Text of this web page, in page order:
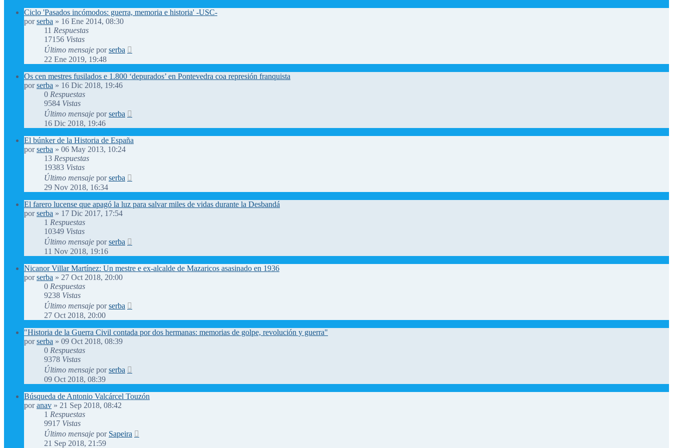
Ciclo 'Pasados incómodos: guerra, memoria e historia' -USC-
porserba » 16 Ene 2014, 08:30
11 Respuestas
17156 Vistas
Último mensaje porserba
22 Ene 2019, 19:48
Os cen mestres fusilados e 1.800 ‘depurados’ en Pontevedra coa represión franquista
porserba » 16 Dic 2018, 19:46
0 Respuestas
9584 Vistas
Último mensaje porserba
16 Dic 2018, 19:46
El búnker de la Historia de España
porserba » 06 May 2013, 10:24
13 Respuestas
19383 Vistas
Último mensaje porserba
29 Nov 2018, 16:34
El farero lucense que apagó la luz para salvar miles de vidas durante la Desbandá
porserba » 17 Dic 2017, 17:54
1 Respuestas
10349 Vistas
Último mensaje porserba
11 Nov 2018, 19:16
Nicanor Villar Martínez: Un mestre e ex-alcalde de Mazaricos asasinado en 1936
porserba » 27 Oct 2018, 20:00
0 Respuestas
9238 Vistas
Último mensaje porserba
27 Oct 2018, 20:00
"Historia de la Guerra Civil contada por dos hermanas: memorias de golpe, revolución y guerra"
porserba » 09 Oct 2018, 08:39
0 Respuestas
9378 Vistas
Último mensaje porserba
09 Oct 2018, 08:39
Búsqueda de Antonio Valcárcel Touzón
poranav » 21 Sep 2018, 08:42
1 Respuestas
9917 Vistas
Último mensaje por Sapeira
21 Sep 2018, 21:59